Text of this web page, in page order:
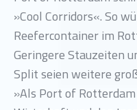
»Cool Corridors«. So
Reefercontainer im
Geringere Stauzeiten
Split seien weitere
»Als Port of